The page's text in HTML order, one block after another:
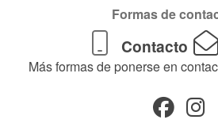
Formas de
Contacto
Más formas de ponerse en